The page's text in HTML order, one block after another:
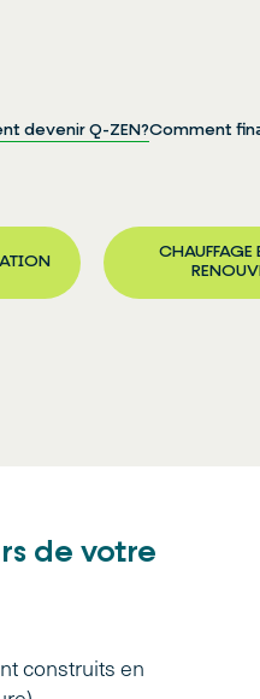
devenir Q-ZEN?Comment
CHAUFFAGE
de votre
construits en